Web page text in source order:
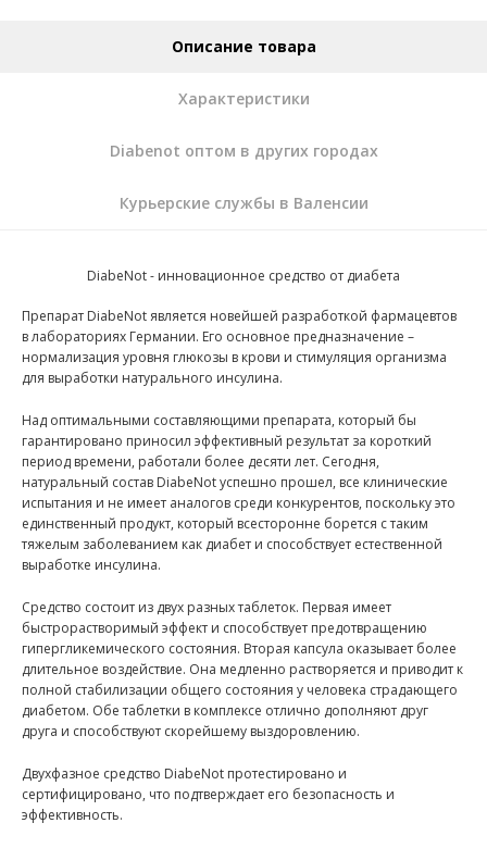
Описание товара
Характеристики
Diabenot оптом в других городах
Курьерские службы в Валенсии
DiabeNot - инновационное средство от диабета
Препарат DiabeNot является новейшей разработкой фармацевтов
в лабораториях Германии. Его основное предназначение –
нормализация уровня глюкозы в крови и стимуляция организма
для выработки натурального инсулина.
Над оптимальными составляющими препарата, который бы
гарантировано приносил эффективный результат за короткий
период времени, работали более десяти лет. Сегодня,
натуральный состав DiabeNot успешно прошел, все клинические
испытания и не имеет аналогов среди конкурентов, поскольку это
единственный продукт, который всесторонне борется с таким
тяжелым заболеванием как диабет и способствует естественной
выработке инсулина.
Средство состоит из двух разных таблеток. Первая имеет
быстрорастворимый эффект и способствует предотвращению
гипергликемического состояния. Вторая капсула оказывает более
длительное воздействие. Она медленно растворяется и приводит к
полной стабилизации общего состояния у человека страдающего
диабетом. Обе таблетки в комплексе отлично дополняют друг
друга и способствуют скорейшему выздоровлению.
Двухфазное средство DiabeNot протестировано и
сертифицировано, что подтверждает его безопасность и
эффективность.